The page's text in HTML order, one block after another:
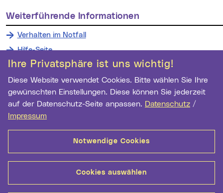
Ihre Privatsphäre ist uns wichtig!
Diese Website verwendet Cookies. Bitte wählen Sie Ihre
gewünschten Einstellungen. Diese können Sie jederzeit
auf der Datenschutz-Seite anpassen. Datenschutz /
Impressum
Notwendige Cookies
Cookies auswählen
weiterführende Informationen
Verhalten im Notfall
Hilfe-Seite
Wichtige Links
Newsletter Anmeldung
Anmelden